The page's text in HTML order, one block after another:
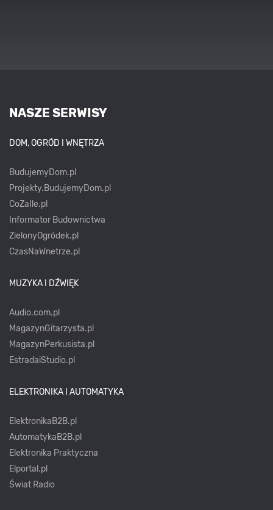
NASZE SERWISY
DOM, OGRÓD I WNĘTRZA
BudujemyDom.pl
Projekty.BudujemyDom.pl
CoZaIle.pl
Informator Budownictwa
ZielonyOgródek.pl
CzasNaWnetrze.pl
MUZYKA I DŹWIĘK
Audio.com.pl
MagazynGitarzysta.pl
MagazynPerkusista.pl
EstradaiStudio.pl
ELEKTRONIKA I AUTOMATYKA
ElektronikaB2B.pl
AutomatykaB2B.pl
Elektronika Praktyczna
Elportal.pl
Świat Radio